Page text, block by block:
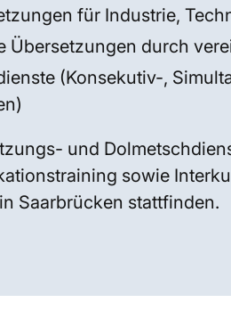
für Industrie,
Übersetzungen durch
(Konsekutiv-,
und
sowie
Saarbrücken stattfinden.